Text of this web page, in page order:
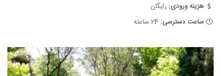
هزینه ورودی: رایگان
ساعت دسترسی: